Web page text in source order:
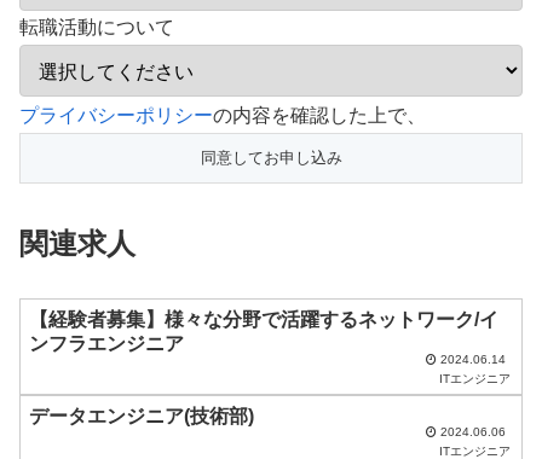
転職活動について
こ
フ
ー
は
の
プライバシーポリシーの内容を確認した上で、
関連求人
【経験者募集】様々な分野で活躍するネットワーク/イ
ンフラエンジニア
2024.06.14
ITエンジニア
データエンジニア(技術部)
2024.06.06
ITエンジニア